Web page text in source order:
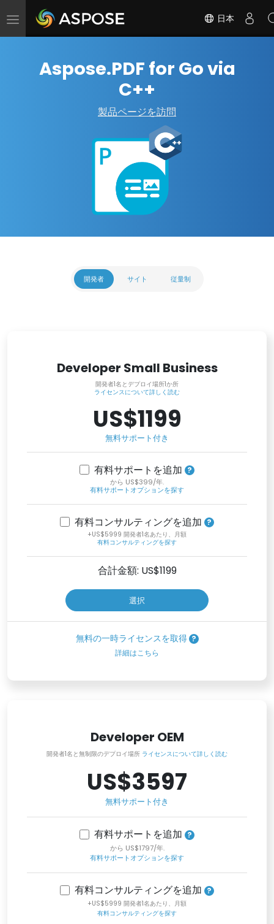
ナ
日本
Aspose.PDF for Go via
C++
製品ページを訪問
開発者 サイト 従量制
Developer Small Business
開発者1名とデプロイ場所1か所
ライセンスについて詳しく読む
US$1199
無料サポート付き
有料サポートを追加
から US$399/年.
有料サポートオプションを探す
有料コンサルティングを追加
+US$5999 開発者1名あたり、月額
有料コンサルティングを探す
合計金額: US$1199
選択
無料の一時ライセンスを取得
詳細はこちら
Developer OEM
開発者1名と無制限のデプロイ場所 ライセンスについて詳しく読む
US$3597
無料サポート付き
有料サポートを追加
から US$1797/年.
有料サポートオプションを探す
有料コンサルティングを追加
+US$5999 開発者1名あたり、月額
有料コンサルティングを探す